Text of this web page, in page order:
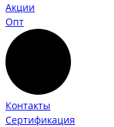
Акции
Опт
Контакты
Сертификация